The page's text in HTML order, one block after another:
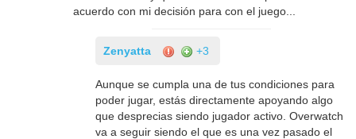
acuerdo con mi decisión para con el juego...
Zenyatta +3
Aunque se cumpla una de tus condiciones para
poder jugar, estás directamente apoyando algo
que desprecias siendo jugador activo. Overwatch
va a seguir siendo el que es una vez pasado el